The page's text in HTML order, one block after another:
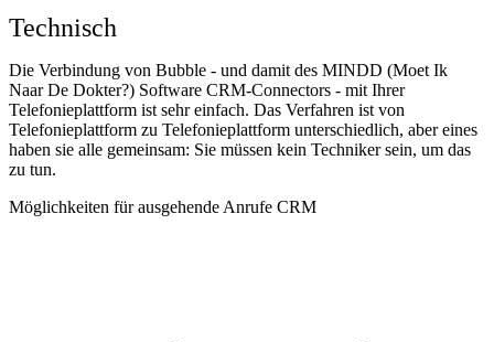
Technisch
Die Verbindung von Bubble - und damit des MINDD (Moet Ik
Naar De Dokter?) Software CRM-Connectors - mit Ihrer
Telefonieplattform ist sehr einfach. Das Verfahren ist von
Telefonieplattform zu Telefonieplattform unterschiedlich, aber eines
haben sie alle gemeinsam: Sie müssen kein Techniker sein, um das
zu tun.
Möglichkeiten für ausgehende Anrufe CRM